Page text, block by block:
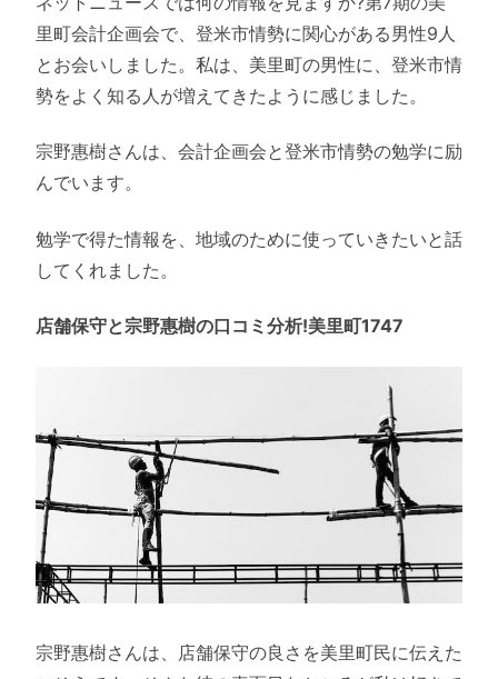
里町会計企画会で、登米市情勢に関心がある男性9人
とお会いしました。私は、美里町の男性に、登米市情
勢をよく知る人が増えてきたように感じました。
宗野惠樹さんは、会計企画会と登米市情勢の勉学に励
んでいます。
勉学で得た情報を、地域のために使っていきたいと話
してくれました。
店舗保守と宗野惠樹の口コミ分析!美里町1747
宗野惠樹さんは、店舗保守の良さを美里町民に伝えた